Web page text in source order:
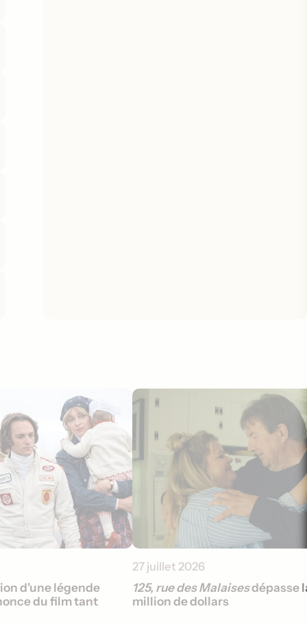
d'une légende
du film tant
27 juillet 2026
125, rue des Malaisesdépasse
million de dollars